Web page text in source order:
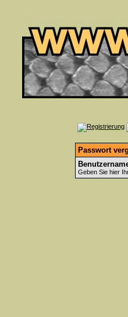
Passwort
Geben Sie hier